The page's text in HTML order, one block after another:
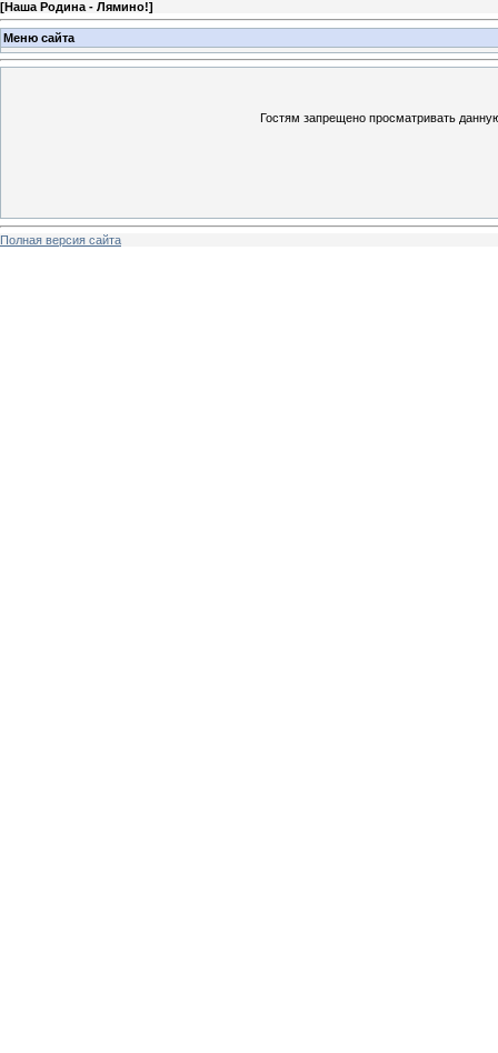
[Наша Родина - Лямино!]
Меню сайта
Гостям запрещено просматривать
Полная версия сайта